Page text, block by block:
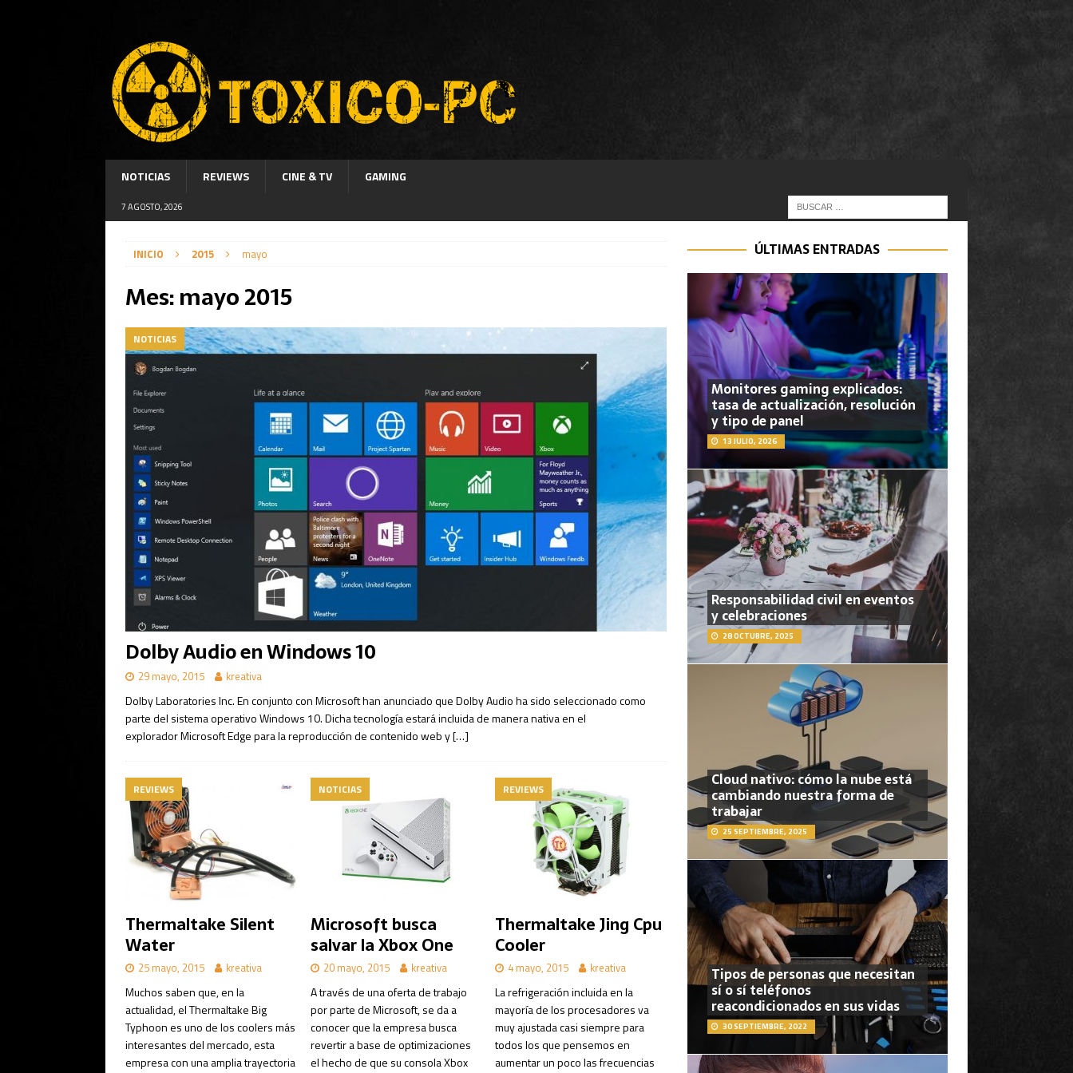
NOTICIAS REVIEWS CINE & TV GAMING
7 AGOSTO, 2026
INICIO 2015 mayo
Mes:mayo 2015
NOTICIAS
Dolby Audio en Windows 10
29 mayo, 2015 kreativa
Dolby Laboratories Inc. En conjunto con Microsoft han anunciado que Dolby Audio ha sido seleccionado como
parte del sistema operativo Windows 10. Dicha tecnología estará incluida de manera nativa en el
explorador Microsoft Edge para la reproducción de contenido web y[…]
REVIEWS
Thermaltake Silent
Water
25 mayo, 2015 kreativa
Muchos saben que, en la
actualidad, el Thermaltake Big
Typhoon es uno de los coolers más
interesantes del mercado, esta
empresa con una amplia trayectoria
NOTICIAS
Microsoft busca
salvar la Xbox One
20 mayo, 2015 kreativa
A través de una oferta de trabajo
por parte de Microsoft, se da a
conocer que la empresa busca
revertir a base de optimizaciones
el hecho de que su consola Xbox
REVIEWS
Thermaltake Jing Cpu
Cooler
4 mayo, 2015 kreativa
La refrigeración incluida en la
mayoría de los procesadores va
muy ajustada casi siempre para
todos los que pensemos en
aumentar un poco las frecuencias
ÚLTIMAS ENTRADAS
Monitores gaming explicados:
tasa de actualización, resolución
y tipo de panel
13 JULIO, 2026
Responsabilidad civil en eventos
y celebraciones
28 OCTUBRE, 2025
Cloud nativo: cómo la nube está
cambiando nuestra forma de
trabajar
25 SEPTIEMBRE, 2025
Tipos de personas que necesitan
sí o sí teléfonos
reacondicionados en sus vidas
30 SEPTIEMBRE, 2022